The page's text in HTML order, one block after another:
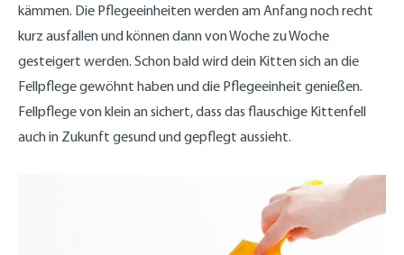
kämmen. Die Pflegeeinheiten werden am Anfang noch recht
kurz ausfallen und können dann von Woche zu Woche
gesteigert werden. Schon bald wird dein Kitten sich an die
Fellpflege gewöhnt haben und die Pflegeeinheit genießen.
Fellpflege von klein an sichert, dass das flauschige Kittenfell
auch in Zukunft gesund und gepflegt aussieht.